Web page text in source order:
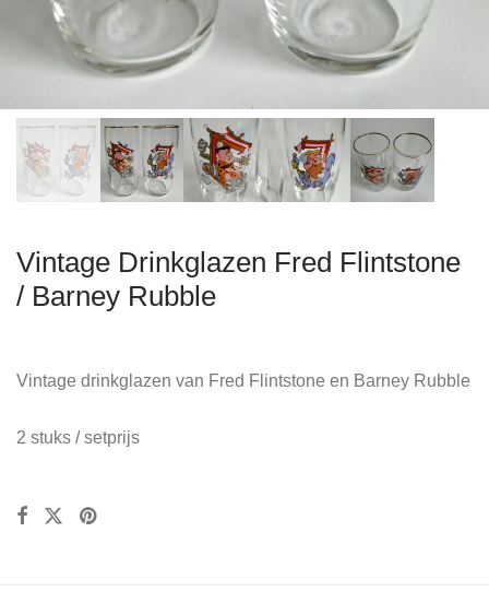
Vintage Drinkglazen Fred Flintstone
/ Barney Rubble
Vintage drinkglazen van Fred Flintstone en Barney Rubble
2 stuks / setprijs